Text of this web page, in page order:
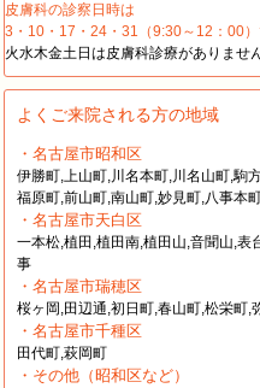
皮膚科の診察日時は
3・10・17・24・31（9:30～12：00）
火水木金土日は皮膚科診療がありません
よくご来院される方の地域
・名古屋市昭和区
伊勝町,上山町,川名本町,川名山町,駒
福原町,前山町,南山町,妙見町,八事本
・名古屋市天白区
一本松,植田,植田南,植田山,音聞山,表
事
・名古屋市瑞穂区
桜ヶ岡,田辺通,初日町,春山町,松栄町,
・名古屋市千種区
田代町,萩岡町
・その他（昭和区など）